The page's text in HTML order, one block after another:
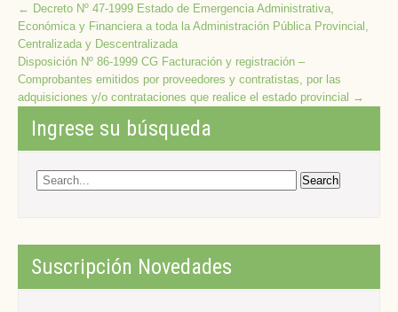
Post
navigation
← Decreto Nº 47-1999 Estado de Emergencia Administrativa,
Económica y Financiera a toda la Administración Pública Provincial,
Centralizada y Descentralizada
Disposición Nº 86-1999 CG Facturación y registración –
Comprobantes emitidos por proveedores y contratistas, por las
adquisiciones y/o contrataciones que realice el estado provincial →
Ingrese su búsqueda
Suscripción Novedades